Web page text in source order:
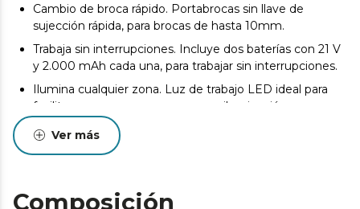
Cambio de broca rápido. Portabrocas sin llave de
sujección rápida, para brocas de hasta 10mm.
Trabaja sin interrupciones. Incluye dos baterías con 21 V
y 2.000 mAh cada una, para trabajar sin interrupciones.
Ilumina cualquier zona. Luz de trabajo LED ideal para
facilitar su uso en zonas con poca iluminación.
Equipado con todo. Incluye un maletín con diferentes
accesorios y brocas para madera y metal.
Ver más
Composición